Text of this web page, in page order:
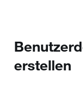
erstellen